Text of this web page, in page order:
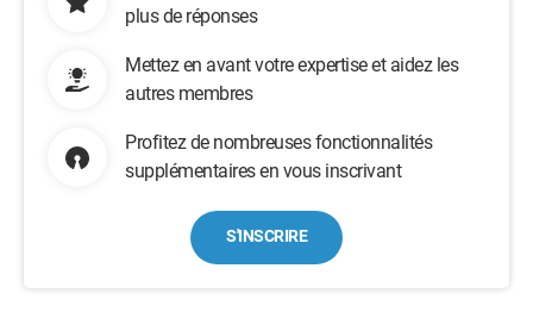
plus de réponses
Mettez en avant votre expertise et aidez les
autres membres
Profitez de nombreuses fonctionnalités
supplémentaires en vous inscrivant
S'INSCRIRE